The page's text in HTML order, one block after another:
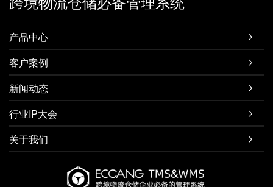
产品中心 
客户案例 
新闻动态 
行业IP大会 
关于我们 